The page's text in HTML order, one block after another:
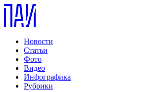
Новости
Статьи
Фото
Видео
Инфографика
Рубрики